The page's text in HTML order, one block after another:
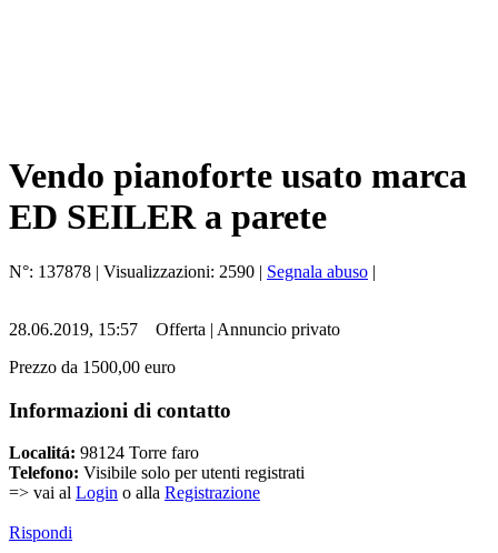
Vendo pianoforte usato marca
ED SEILER a parete
N°: 137878 | Visualizzazioni: 2590 | Segnala abuso |
28.06.2019, 15:57 Offerta | Annuncio privato
Prezzo da 1500,00 euro
Informazioni di contatto
Localitá: 98124 Torre faro
Telefono: Visibile solo per utenti registrati
=> vai al Login o alla Registrazione
Rispondi